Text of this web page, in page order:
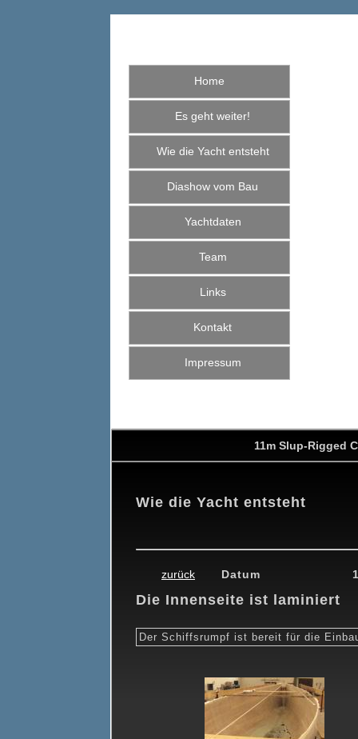
Home
Es geht weiter!
Wie die Yacht entsteht
Diashow vom Bau
Yachtdaten
Team
Links
Kontakt
Impressum
11m Slup-Rigged
Wie die Yacht entsteht
zurück Datum
Die Innenseite ist laminiert
Der Schiffsrumpf ist bereit für die